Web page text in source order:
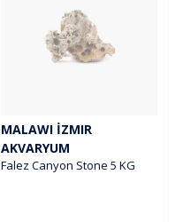
MALAWI İZMIR
AKVARYUM
Falez Canyon Stone 5 KG